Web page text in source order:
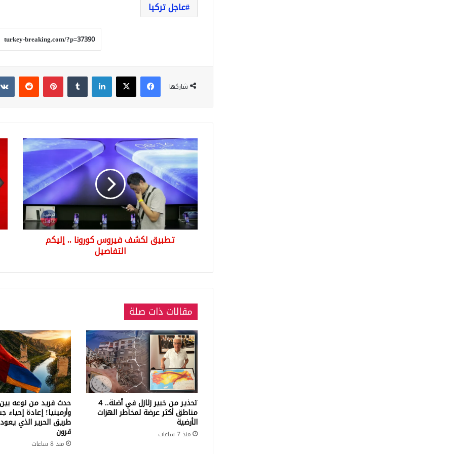
عاجل تركيا
شاركها
فيسبوك‫X لينكدإن بينتيريست
تطبيق
لكشف
فيروس
كورونا
..
إليكم
التفاصيل
تطبيق لكشف فيروس كورونا .. إليكم
التفاصيل
مقالات ذات صلة
تحذير من خبير زلازل في أضنة.. 4
مناطق أكثر عرضة لمخاطر الهزات
الأرضية
منذ 7 ساعات
حدث فريد من نوعه بين
وأرمينيا! إعادة إحياء
طريق الحرير الذي
قرون
منذ 8 ساعات